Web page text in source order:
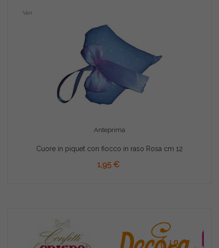
Anteprima
Vari
Cuore in piquet con fiocco in raso Rosa cm 12
1,95 €